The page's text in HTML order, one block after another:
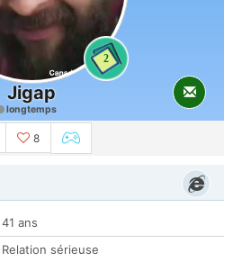
2
Jigap
longtemps
8
41 ans
Relation sérieuse